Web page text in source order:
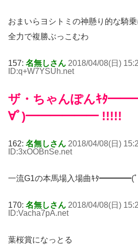
おまいらヨシトミの神懸り的な騎
全力で複勝ぶっこむわ
157: 名無しさん 2018/04/08(日)
ID:q+W7YSUh.net
ザ・ちゃんぽんｷﾀ
∀ﾟ)━━━━━━ !!!!!
162: 名無しさん 2018/04/08(日)
ID:3xOOBnSe.net
一流G1の本馬場入場曲ｷﾀ
170: 名無しさん 2018/04/08(日)
ID:Vacha7pA.net
葉桜賞になっとる